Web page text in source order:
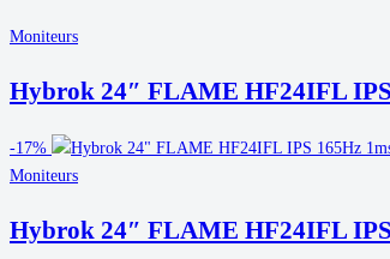
Moniteurs
Hybrok 24″ FLAME HF24IFL
-17%
Moniteurs
Hybrok 24″ FLAME HF24IFL